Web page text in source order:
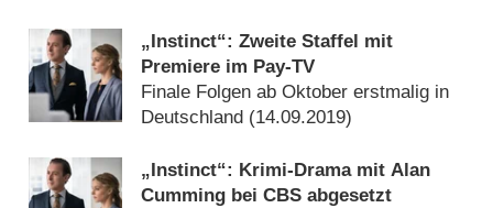
„Instinct“: Zweite Staffel mit
Premiere im Pay-TV
Finale Folgen ab Oktober erstmalig in
Deutschland (14.09.2019)
„Instinct“: Krimi-Drama mit Alan
Cumming bei CBS abgesetzt